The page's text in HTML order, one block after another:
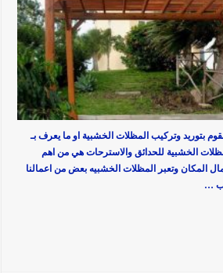
بتوريد وتركيب المظلات الخشبية او ما يعرف بـ
الخشبية للحدائق والاسترحات هي من اهم
المكان وتعبر المظلات الخشبيه بعض من اعمالنا
…